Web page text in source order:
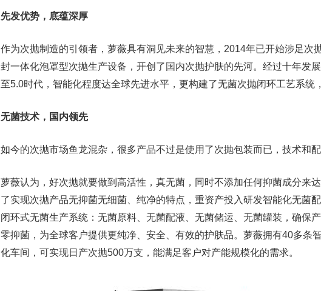
先发优势，底蕴深厚
作为次抛制造的引领者，萝薇具有洞见未来的智慧，2014年已开始涉足次
封一体化泡罩型次抛生产设备，开创了国内次抛护肤的先河。经过十年发
至5.0时代，智能化程度达全球先进水平，更构建了无菌次抛闭环工艺系统
无菌技术，国内领先
如今的次抛市场鱼龙混杂，很多产品不过是使用了次抛包装而已，技术和
萝薇认为，好次抛就要做到高活性，真无菌，同时不添加任何抑菌成分来
了实现次抛产品无抑菌无细菌、纯净的特点，重资产投入研发智能化无菌
闭环式无菌生产系统：无菌原料、无菌配液、无菌储运、无菌罐装，确保
零抑菌，为全球客户提供更纯净、安全、有效的护肤品。萝薇拥有40多条
化车间，可实现日产次抛500万支，能满足客户对产能规模化的需求。